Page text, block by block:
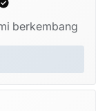
berkembang